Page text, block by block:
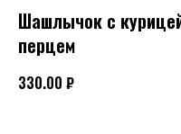
Шашлычок с
перцем
330.00 ₽